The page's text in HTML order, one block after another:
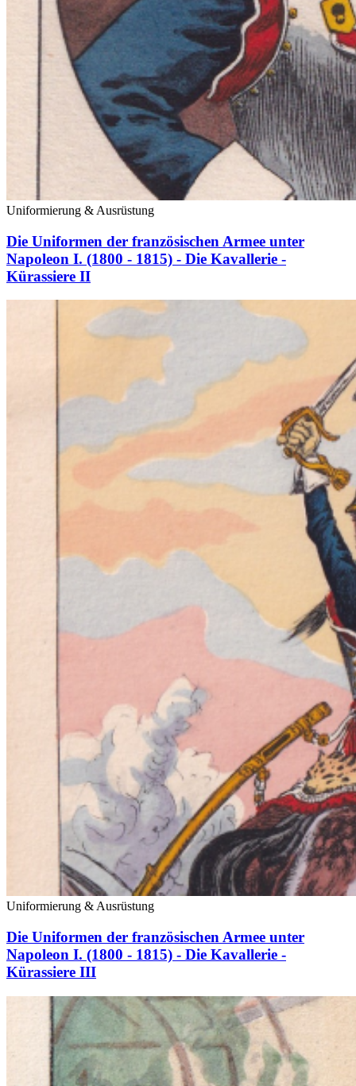
Uniformierung & Ausrüstung
Die Uniformen der französischen Armee unter
Napoleon I. (1800 - 1815) - Die Kavallerie -
Kürassiere II
Uniformierung & Ausrüstung
Die Uniformen der französischen Armee unter
Napoleon I. (1800 - 1815) - Die Kavallerie -
Kürassiere III